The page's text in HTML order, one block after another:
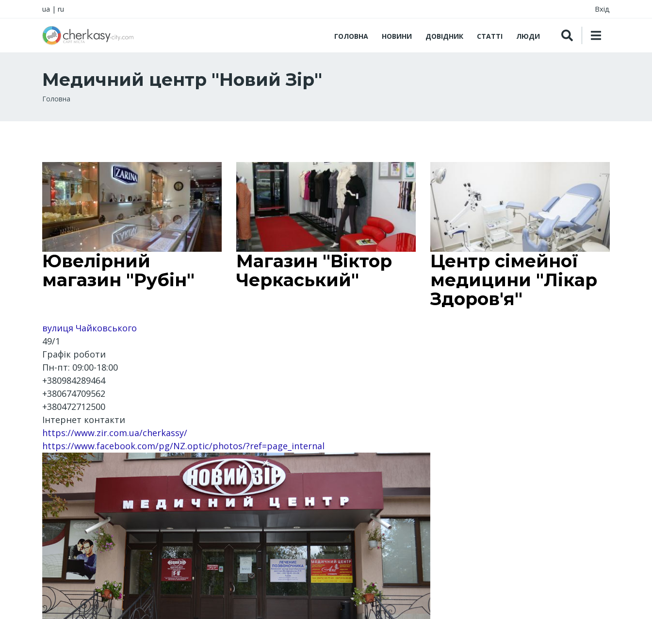
ua | ru Вхід
ГОЛОВНА НОВИНИ ДОВІДНИК СТАТТІ ЛЮДИ
Медичний центр "Новий Зір"
Рядок
Головна
Ювелірний
магазин "Рубін"
Магазин "Віктор
Черкаський"
Центр сімейної
медицини "Лікар
Здоров'я"
вулиця Чайковського
49/1
Графік роботи
Пн-пт: 09:00-18:00
+380984289464
+380674709562
+380472712500
Інтернет контакти
https://www.zir.com.ua/cherkassy/
https://www.facebook.com/pg/NZ.optic/photos/?ref=page_internal